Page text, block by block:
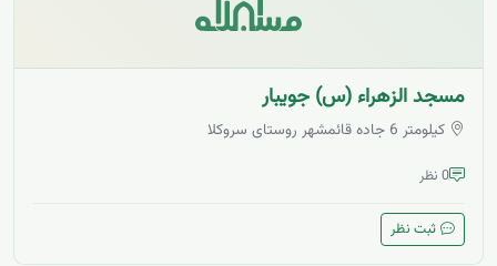
مسجد الزهراء (س) جویبار
کیلومتر 6 جاده قائمشهر روستای سروکلا
0 نظر
ثبت نظر